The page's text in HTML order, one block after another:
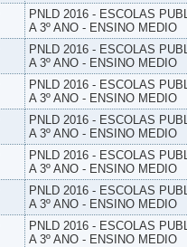
PNLD 2016 - ESCOLAS
A 3º ANO - ENSINO MEDIO
PNLD 2016 - ESCOLAS
A 3º ANO - ENSINO MEDIO
PNLD 2016 - ESCOLAS
A 3º ANO - ENSINO MEDIO
PNLD 2016 - ESCOLAS
A 3º ANO - ENSINO MEDIO
PNLD 2016 - ESCOLAS
A 3º ANO - ENSINO MEDIO
PNLD 2016 - ESCOLAS
A 3º ANO - ENSINO MEDIO
PNLD 2016 - ESCOLAS
A 3º ANO - ENSINO MEDIO